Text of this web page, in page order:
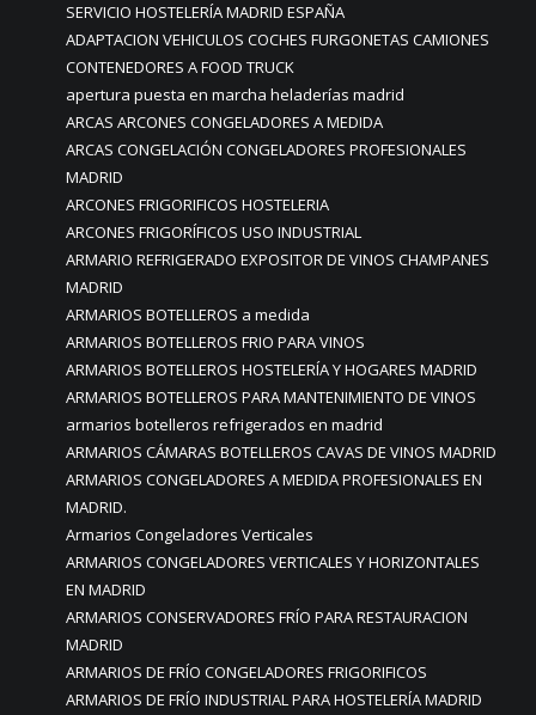
SERVICIO HOSTELERÍA MADRID ESPAÑA
ADAPTACION VEHICULOS COCHES FURGONETAS CAMIONES
CONTENEDORES A FOOD TRUCK
apertura puesta en marcha heladerías madrid
ARCAS ARCONES CONGELADORES A MEDIDA
ARCAS CONGELACIÓN CONGELADORES PROFESIONALES
MADRID
ARCONES FRIGORIFICOS HOSTELERIA
ARCONES FRIGORÍFICOS USO INDUSTRIAL
ARMARIO REFRIGERADO EXPOSITOR DE VINOS CHAMPANES
MADRID
ARMARIOS BOTELLEROS a medida
ARMARIOS BOTELLEROS FRIO PARA VINOS
ARMARIOS BOTELLEROS HOSTELERÍA Y HOGARES MADRID
ARMARIOS BOTELLEROS PARA MANTENIMIENTO DE VINOS
armarios botelleros refrigerados en madrid
ARMARIOS CÁMARAS BOTELLEROS CAVAS DE VINOS MADRID
ARMARIOS CONGELADORES A MEDIDA PROFESIONALES EN
MADRID.
Armarios Congeladores Verticales
ARMARIOS CONGELADORES VERTICALES Y HORIZONTALES
EN MADRID
ARMARIOS CONSERVADORES FRÍO PARA RESTAURACION
MADRID
ARMARIOS DE FRÍO CONGELADORES FRIGORIFICOS
ARMARIOS DE FRÍO INDUSTRIAL PARA HOSTELERÍA MADRID